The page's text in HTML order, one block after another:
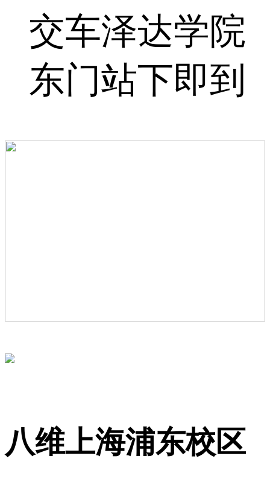
交车泽达学院
东门站下即到
八维上海浦东校区